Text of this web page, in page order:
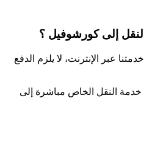
إلى كورشوفيل ؟
عبر الإنترنت، لا يلزم الدفع
النقل الخاص مباشرة إلى